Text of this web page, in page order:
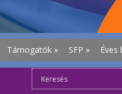
Támogatók » SFP »